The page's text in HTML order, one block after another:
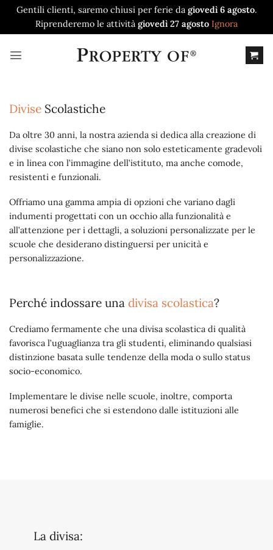
Gentili clienti, saremo chiusi per ferie da giovedì 6 agosto.
Riprenderemo le attività giovedì 27 agosto Ignora
Divise Scolastiche
Da oltre 30 anni, la nostra azienda si dedica alla creazione di
divise scolastiche che siano non solo esteticamente gradevoli
e in linea con l’immagine dell’istituto, ma anche comode,
resistenti e funzionali.
Offriamo una gamma ampia di opzioni che variano dagli
indumenti progettati con un occhio alla funzionalità e
all’attenzione per i dettagli, a soluzioni personalizzate per le
scuole che desiderano distinguersi per unicità e
personalizzazione.
Perché indossare una divisa scolastica?
Crediamo fermamente che una divisa scolastica di qualità
favorisca l’uguaglianza tra gli studenti, eliminando qualsiasi
distinzione basata sulle tendenze della moda o sullo status
socio-economico.
Implementare le divise nelle scuole, inoltre, comporta
numerosi benefici che si estendono dalle istituzioni alle
famiglie.
La divisa: